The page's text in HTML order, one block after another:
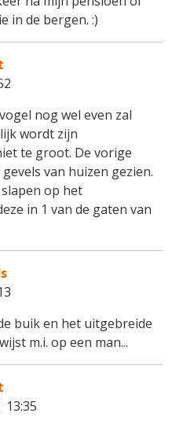
in de bergen. :)
nog wel even zal
wordt zijn
te groot. De vorige
van huizen gezien.
op het
in 1 van de gaten van
buik en het uitgebreide
m.i. op een man...
13:35